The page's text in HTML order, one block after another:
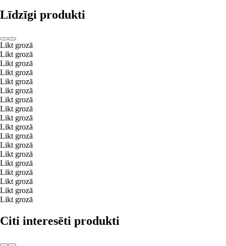
Līdzīgi produkti
Likt grozā
Likt grozā
Likt grozā
Likt grozā
Likt grozā
Likt grozā
Likt grozā
Likt grozā
Likt grozā
Likt grozā
Likt grozā
Likt grozā
Likt grozā
Likt grozā
Likt grozā
Likt grozā
Likt grozā
Likt grozā
Citi interesēti produkti